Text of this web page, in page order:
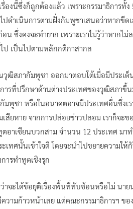
องนี้ซึ่งก็ถูกต้องแล้ว เพราะกรรมาธิการทั้
ปดำเนินการตามฝั่งกัมพูชาเสนอว่าหากขีด
น ซึ่งคงจะทำยาก เพราะเราไม่รู้ว่าหาก
ป เป็นไปตามหลักกติกาสากล
ฒิสภากัมพูชา ออกมาตอบโต้เมื่อมีประเด็
ารที่ปรึกษาด้านต่างประเทศของวุฒิสภา
กัมพูชา หรือในอนาคตอาจมีประเทศอื่นซึ่ง
สียหาย จากการปล่อยข่าวปลอม เราก็จะ
ตอาเซียนบวกสาม จำนวน 12 ประเทศ มา
ทศนั้นเข้าใจดี โดยจะนำไปขยายความใ
ารทำทูตเชิงรุก
ว่าจะได้ข้อยุติเรื่องพื้นที่ทับซ้อนหรือไม่ นา
วามก้าวหน้าเลย แต่คณะกรรมาธิการฯ ข